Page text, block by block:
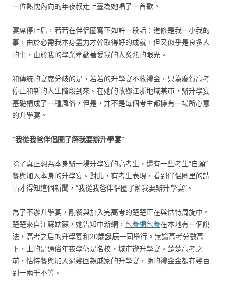
一位熱忱內向的年夜叔走上臺為她唱了一首歌。
宴席停止后，若若在伴侶圈寫下如許一段話：進修是我一小我的
事，由於必需我本身盡力才幹取得好的成就，但又似乎是良多人
的事，由於我的學業牽動著愛我的人炙熱的眼光。
和傳統的宴席分歧的是，若若的升學宴不收禮金，只為慶賀高考
停止和新的人生階段到來。在她的故鄉江浙地域某市，辦升學宴
基礎構成了一種風俗，但是，并不是每個考生都擁有一場所心意
的升學宴。
“我從我爸伴侶圈了解我要辦升學宴”
除了真正想為本身辦一場升學宴的高考生，還有一些考生“自願”
餐與加入本身的升學宴。對此，有考生表現，看到伴侶圈里的請
帖才得知這個新聞，“我從我爸伴侶圈了解我要辦升學宴”。
為了不辦升學宴，剛餐與加入完高考的楚楚正在與怙恃周旋中。
楚楚來自江蘇姑蘇，她告知中新網， 包養網包養在本地有一個說
法，高考之后的升學宴和20歲誕辰一同舉行。無論高考分數高
下，上的是通俗年夜學仍是名校，城市辦升學宴。楚楚高考之
前，怙恃餐與加入過幾回親戚家的升學宴，隨的禮金金額在幾百
到一兩千不等。